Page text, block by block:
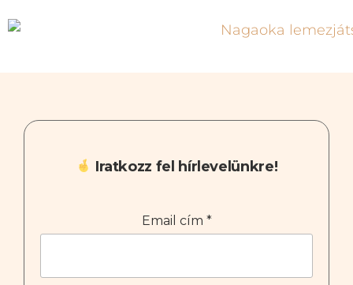
Iratkozz fel hírlevelünkre!
Email cím *